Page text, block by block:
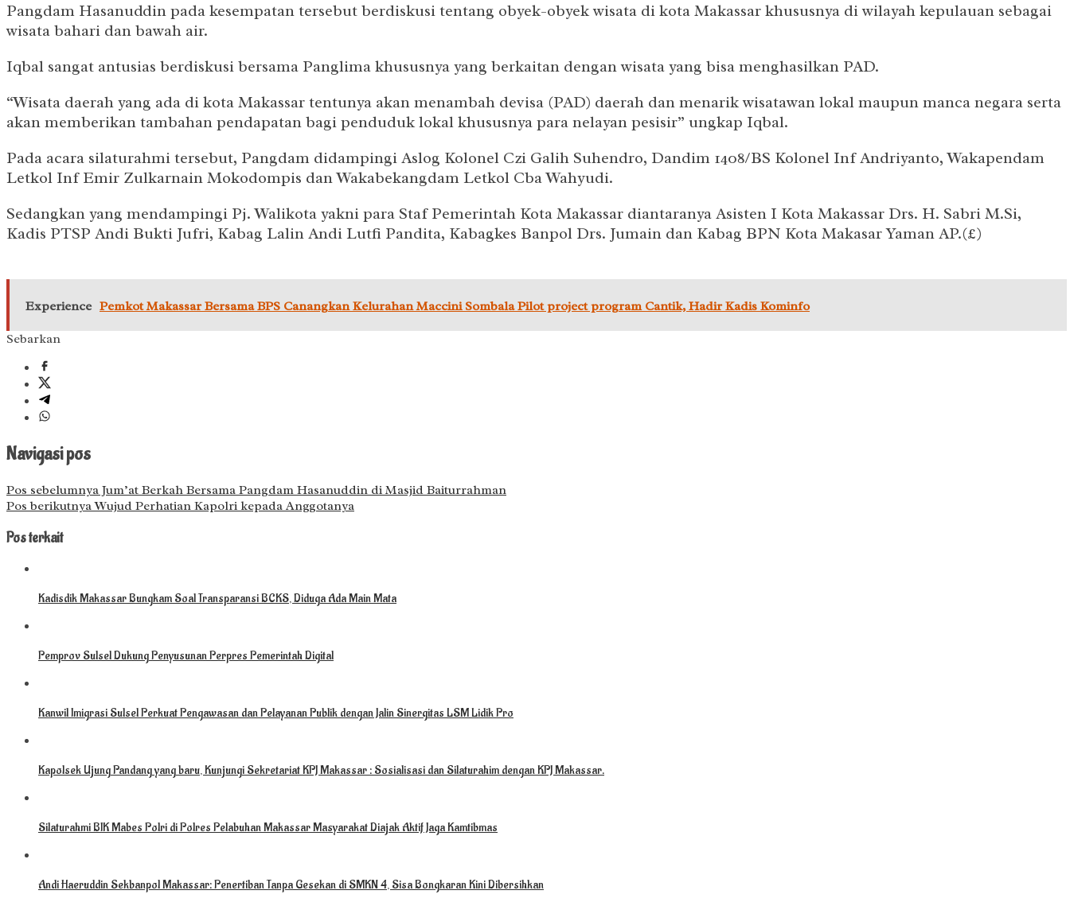
Pangdam Hasanuddin pada kesempatan tersebut berdiskusi tentang obyek-obyek wisata di kota Makassar khususnya di wilayah kepulauan sebagai
wisata bahari dan bawah air.
Iqbal sangat antusias berdiskusi bersama Panglima khususnya yang berkaitan dengan wisata yang bisa menghasilkan PAD.
“Wisata daerah yang ada di kota Makassar tentunya akan menambah devisa (PAD) daerah dan menarik wisatawan lokal maupun manca negara serta
akan memberikan tambahan pendapatan bagi penduduk lokal khususnya para nelayan pesisir” ungkap Iqbal.
Pada acara silaturahmi tersebut, Pangdam didampingi Aslog Kolonel Czi Galih Suhendro, Dandim 1408/BS Kolonel Inf Andriyanto, Wakapendam
Letkol Inf Emir Zulkarnain Mokodompis dan Wakabekangdam Letkol Cba Wahyudi.
Sedangkan yang mendampingi Pj. Walikota yakni para Staf Pemerintah Kota Makassar diantaranya Asisten I Kota Makassar Drs. H. Sabri M.Si,
Kadis PTSP Andi Bukti Jufri, Kabag Lalin Andi Lutfi Pandita, Kabagkes Banpol Drs. Jumain dan Kabag BPN Kota Makasar Yaman AP.(£)
Experience Pemkot Makassar Bersama BPS Canangkan Kelurahan Maccini Sombala Pilot project program Cantik, Hadir Kadis Kominfo
Sebarkan
Navigasi pos
Pos sebelumnya Jum’at Berkah Bersama Pangdam Hasanuddin di Masjid Baiturrahman
Pos berikutnyaWujud Perhatian Kapolri kepada Anggotanya
Pos terkait
Kadisdik Makassar Bungkam Soal Transparansi BCKS, Diduga Ada Main Mata
Pemprov Sulsel Dukung Penyusunan Perpres Pemerintah Digital
Kanwil Imigrasi Sulsel Perkuat Pengawasan dan Pelayanan Publik dengan Jalin Sinergitas LSM Lidik Pro
Kapolsek Ujung Pandang yang baru, Kunjungi Sekretariat KPJ Makassar : Sosialisasi dan Silaturahim dengan KPJ Makassar.
Silaturahmi BIK Mabes Polri di Polres Pelabuhan Makassar Masyarakat Diajak Aktif Jaga Kamtibmas
Andi Haeruddin Sekbanpol Makassar: Penertiban Tanpa Gesekan di SMKN 4, Sisa Bongkaran Kini Dibersihkan